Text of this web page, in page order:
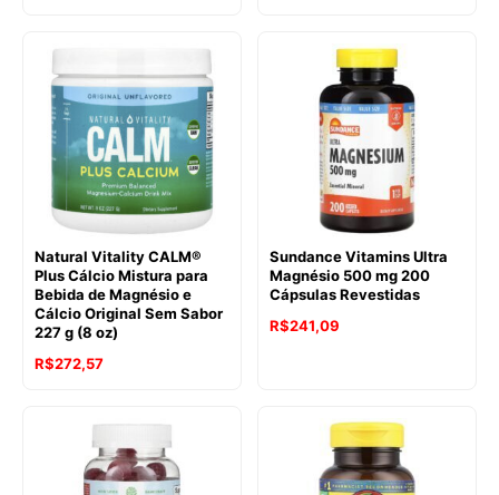
Natural Vitality CALM®
Plus Cálcio Mistura para
Bebida de Magnésio e
Cálcio Original Sem Sabor
227 g (8 oz)
R$272,57
Sundance Vitamins Ultra
Magnésio 500 mg 200
Cápsulas Revestidas
R$241,09